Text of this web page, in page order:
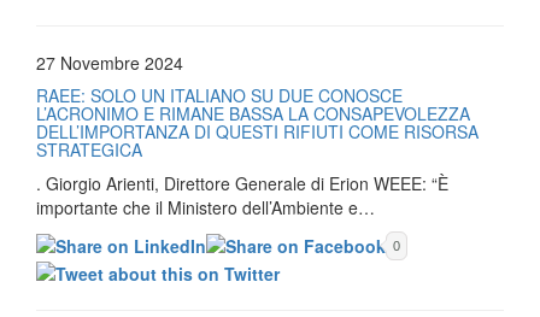
27 Novembre 2024
RAEE: SOLO UN ITALIANO SU DUE CONOSCE
L’ACRONIMO E RIMANE BASSA LA CONSAPEVOLEZZA
DELL’IMPORTANZA DI QUESTI RIFIUTI COME RISORSA
STRATEGICA
. Giorgio Arienti, Direttore Generale di Erion WEEE: “È
importante che il Ministero dell’Ambiente e…
0